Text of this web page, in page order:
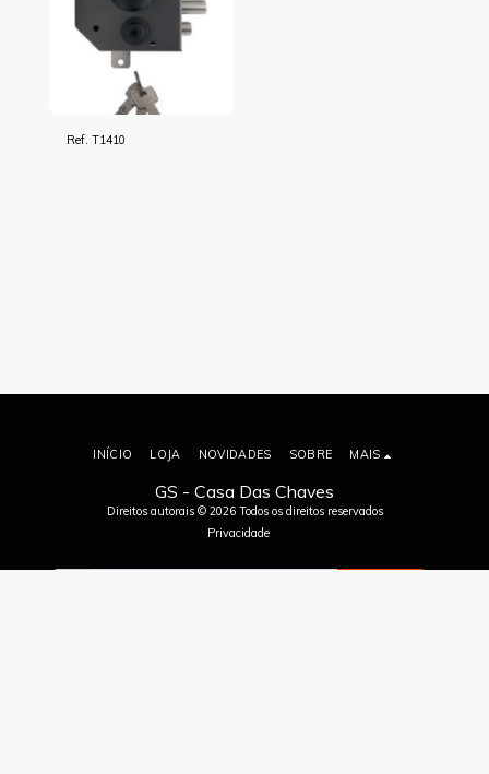
Ref. T1410
GS - Casa Das Chaves
Direitos autorais © 2026 Todos os direitos reservados
Privacidade
INÍCIO LOJA NOVIDADES SOBRE MAIS